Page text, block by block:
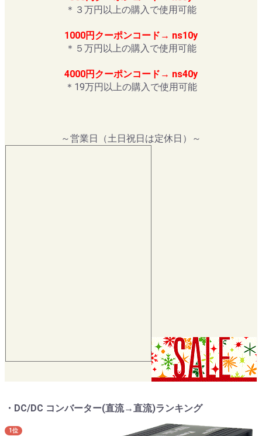
＊３万円以上の購入で使用可能
1000円クーポンコード→ ns10y
＊５万円以上の購入で使用可能
4000円クーポンコード→ ns40y
＊19万円以上の購入で使用可能
～営業日（土日祝日は定休日）～
・DC/DC コンバーター(直流→直流)ランキング
1位